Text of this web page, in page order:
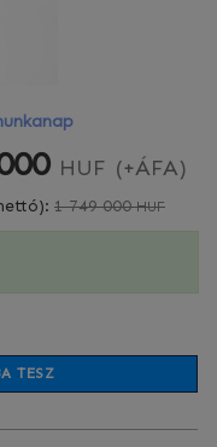
HUF (+ÁFA)
1 749 000HUF
TESZ